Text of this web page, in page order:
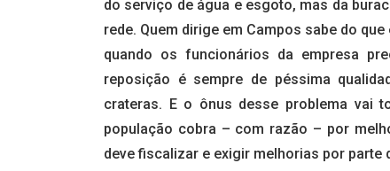
do serviço de água e esgoto, mas da
rede. Quem dirige em Campos sabe do
quando os funcionários da empresa
reposição é sempre de péssima
crateras. E o ônus desse problema vai
população cobra – com razão – por
deve fiscalizar e exigir melhorias por parte